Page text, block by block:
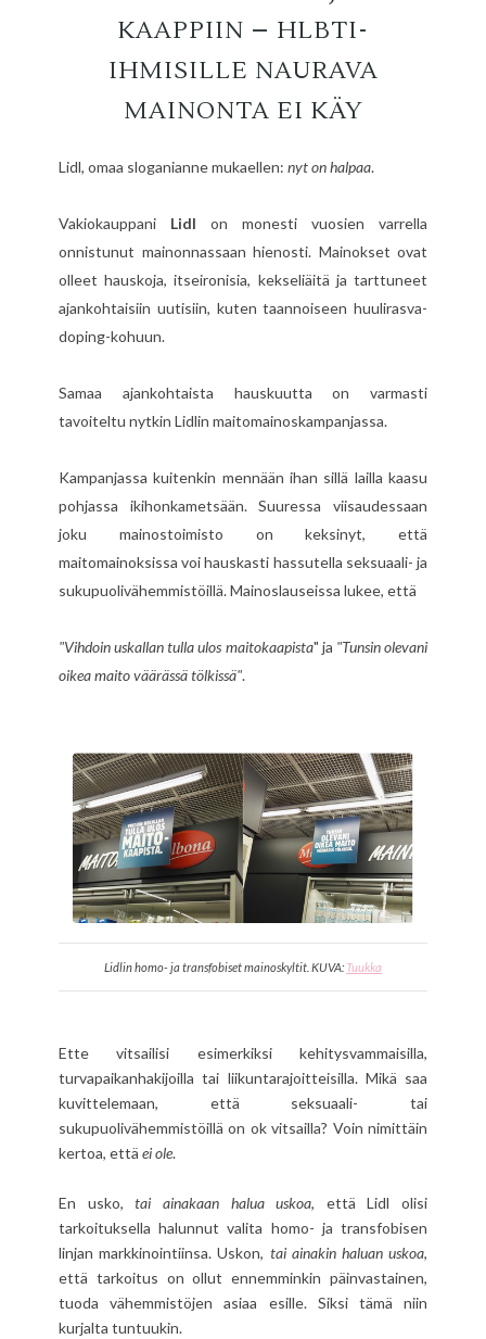
KAAPPIIN – HLBTI-
IHMISILLE NAURAVA
MAINONTA EI KÄY
Lidl, omaa sloganianne mukaellen: nyt on halpaa.
Vakiokauppani Lidl on monesti vuosien varrella
onnistunut mainonnassaan hienosti. Mainokset ovat
olleet hauskoja, itseironisia, kekseliäitä ja tarttuneet
ajankohtaisiin uutisiin, kuten taannoiseen huulirasva-
doping-kohuun.
Samaa ajankohtaista hauskuutta on varmasti
tavoiteltu nytkin Lidlin maitomainoskampanjassa.
Kampanjassa kuitenkin mennään ihan sillä lailla kaasu
pohjassa ikihonkametsään. Suuressa viisaudessaan
joku mainostoimisto on keksinyt, että
maitomainoksissa voi hauskasti hassutella seksuaali- ja
sukupuolivähemmistöillä. Mainoslauseissa lukee, että
"Vihdoin uskallan tulla ulos maitokaapista" ja "Tunsin olevani
oikea maito väärässä tölkissä".
Lidlin homo- ja transfobiset mainoskyltit. KUVA: Tuukka
Ette vitsailisi esimerkiksi kehitysvammaisilla,
turvapaikanhakijoilla tai liikuntarajoitteisilla. Mikä saa
kuvittelemaan, että seksuaali- tai
sukupuolivähemmistöillä on ok vitsailla? Voin nimittäin
kertoa, että ei ole.
En usko,tai ainakaan halua uskoa, että Lidl olisi
tarkoituksella halunnut valita homo- ja transfobisen
linjan markkinointiinsa. Uskon, tai ainakin haluan uskoa,
että tarkoitus on ollut ennemminkin päinvastainen,
tuoda vähemmistöjen asiaa esille. Siksi tämä niin
kurjalta tuntuukin.